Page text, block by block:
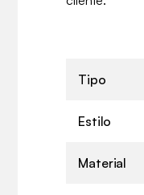
Tipo
Estilo
Material